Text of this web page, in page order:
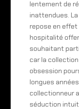
lentement de
inattendues.
repose en
hospitalité
souhaitant
car la
obsession
longues
collectionneur
séduction